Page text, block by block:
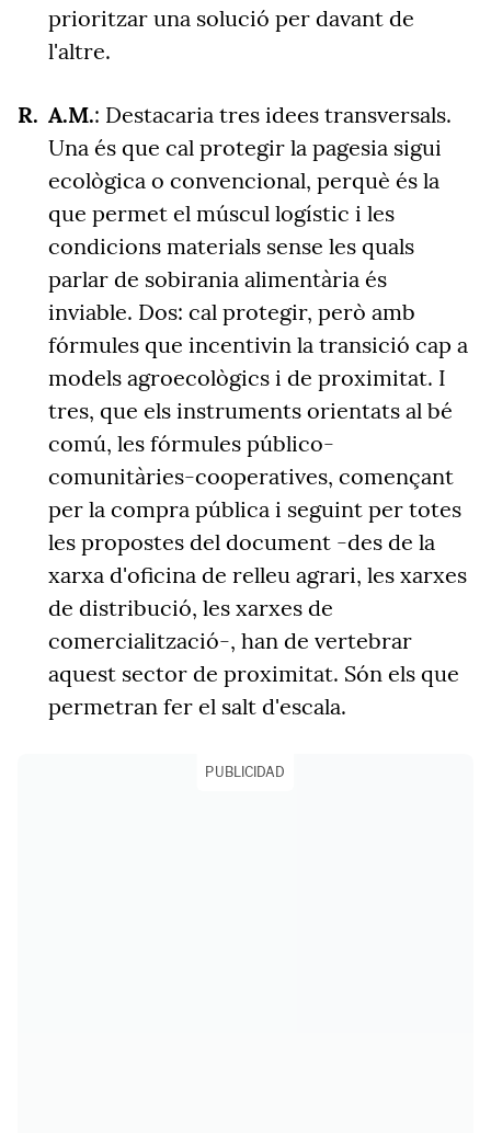
prioritzar una solució per davant de
l'altre.
A.M.: Destacaria tres idees transversals.
Una és que cal protegir la pagesia sigui
ecològica o convencional, perquè és la
que permet el múscul logístic i les
condicions materials sense les quals
parlar de sobirania alimentària és
inviable. Dos: cal protegir, però amb
fórmules que incentivin la transició cap a
models agroecològics i de proximitat. I
tres, que els instruments orientats al bé
comú, les fórmules público-
comunitàries-cooperatives, començant
per la compra pública i seguint per totes
les propostes del document -des de la
xarxa d'oficina de relleu agrari, les xarxes
de distribució, les xarxes de
comercialització-, han de vertebrar
aquest sector de proximitat. Són els que
permetran fer el salt d'escala.
PUBLICIDAD